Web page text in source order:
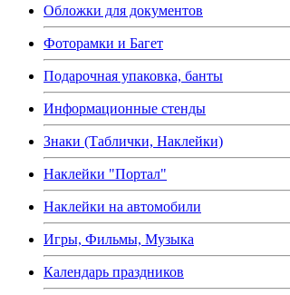
Обложки для документов
Фоторамки и Багет
Подарочная упаковка, банты
Информационные стенды
Знаки (Таблички, Наклейки)
Наклейки "Портал"
Наклейки на автомобили
Игры, Фильмы, Музыка
Календарь праздников